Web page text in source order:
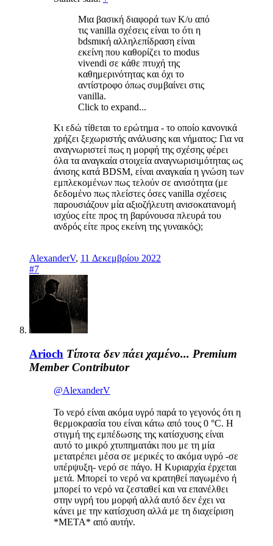
Μια βασική διαφορά των Κ/υ από
τις vanilla σχέσεις είναι το ότι η
bdsmική αλληλεπίδραση είναι
εκείνη που καθορίζει το modus
vivendi σε κάθε πτυχή της
καθημερινότητας και όχι το
αντίστροφο όπως συμβαίνει στις
vanilla.
Click to expand...
Κι εδώ τίθεται το ερώτημα - το οποίο κανονικά
χρήζει ξεχωριστής ανάλυσης και νήματος: Για να
αναγνωριστεί πως η μορφή της σχέσης φέρει
όλα τα αναγκαία στοιχεία αναγνωρισιμότητας ως
άνισης κατά BDSM, είναι αναγκαία η γνώση των
εμπλεκομένων πως τελούν σε ανισότητα (με
δεδομένο πως πλείστες όσες vanilla σχέσεις
παρουσιάζουν μία αξιοζήλευτη ανισοκατανομή
ισχύος είτε προς τη βαρύνουσα πλευρά του
ανδρός είτε προς εκείνη της γυναικός);
AlexanderV, 11 Δεκεμβρίου 2022
#7
Arioch Τίποτα δεν πάει χαμένο... Premium
Member Contributor
@AlexanderV
Το νερό είναι ακόμα υγρό παρά το γεγονός ότι η
θερμοκρασία του είναι κάτω από τους 0 °C. Η
στιγμή της εμπέδωσης της κατίσχυσης είναι
αυτό το μικρό χτυπηματάκι που με τη μία
μετατρέπει μέσα σε μερικές το ακόμα υγρό -σε
υπέρψυξη- νερό σε πάγο. Η Κυριαρχία έρχεται
μετά. Μπορεί το νερό να κρατηθεί παγωμένο ή
μπορεί το νερό να ζεσταθεί και να επανέλθει
στην υγρή του μορφή αλλά αυτό δεν έχει να
κάνει με την κατίσχυση αλλά με τη διαχείριση
*ΜΕΤΑ* από αυτήν.